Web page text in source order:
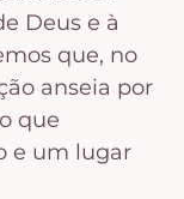
Deus e à
que, no
anseia por
que
e um lugar